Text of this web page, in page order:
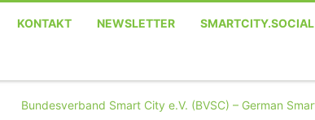
KONTAKT NEWSLETTER SMARTCITY.SOCIAL